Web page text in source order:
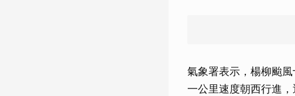
氣象署表示，楊柳颱
一公里速度朝西行進